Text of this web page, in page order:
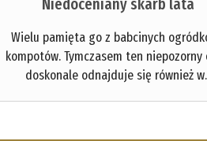
Wielu pamięta go z babcinych
kompotów. Tymczasem ten niepozorny
doskonale odnajduje się również